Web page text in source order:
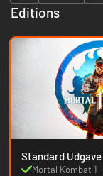
Editions
Mortal Kombat 1